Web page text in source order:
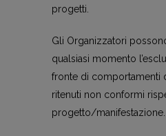
progetti.
Gli Organizzatori
qualsiasi momento
fronte di comportamenti
ritenuti non conformi
progetto/manifestazione.